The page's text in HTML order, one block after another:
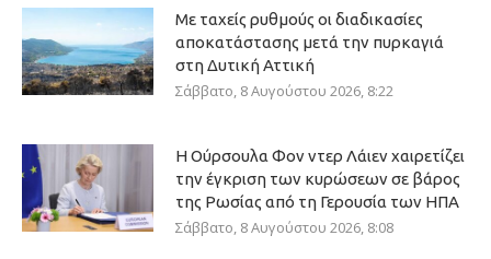
Με ταχείς ρυθμούς οι διαδικασίες
αποκατάστασης μετά την πυρκαγιά
στη Δυτική Αττική
Σάββατο, 8 Αυγούστου 2026, 8:22
Η Ούρσουλα Φον ντερ Λάιεν χαιρετίζει
την έγκριση των κυρώσεων σε βάρος
της Ρωσίας από τη Γερουσία των ΗΠΑ
Σάββατο, 8 Αυγούστου 2026, 8:08